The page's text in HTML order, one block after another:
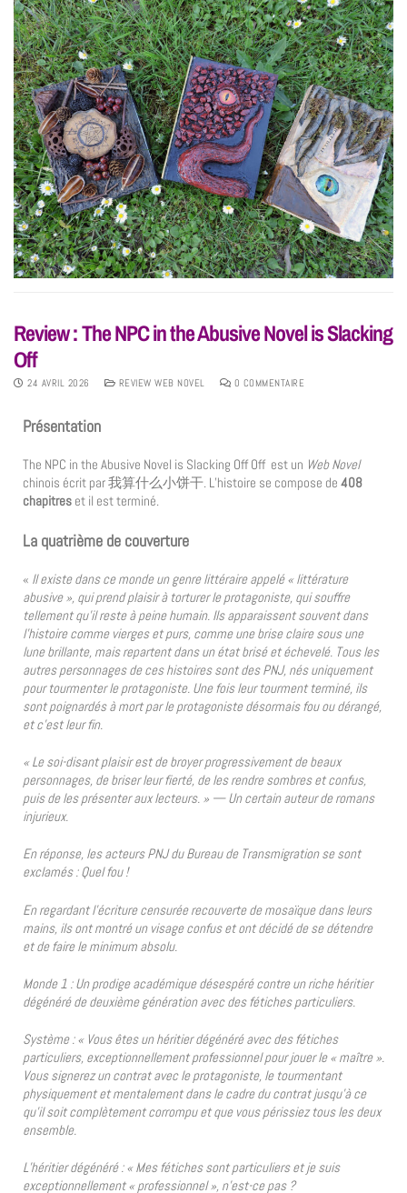
Review : The NPC in the Abusive Novel is Slacking
Off
24 AVRIL 2026 REVIEW WEB NOVEL 0 COMMENTAIRE
Présentation
The NPC in the Abusive Novel is Slacking Off Off est un Web Novel
chinois écrit par 我算什么小饼干. L’histoire se compose de 408
chapitres et il est terminé.
La quatrième de couverture
« Il existe dans ce monde un genre littéraire appelé « littérature
abusive », qui prend plaisir à torturer le protagoniste, qui souffre
tellement qu’il reste à peine humain. Ils apparaissent souvent dans
l’histoire comme vierges et purs, comme une brise claire sous une
lune brillante, mais repartent dans un état brisé et échevelé. Tous les
autres personnages de ces histoires sont des PNJ, nés uniquement
pour tourmenter le protagoniste. Une fois leur tourment terminé, ils
sont poignardés à mort par le protagoniste désormais fou ou dérangé,
et c’est leur fin.
« Le soi-disant plaisir est de broyer progressivement de beaux
personnages, de briser leur fierté, de les rendre sombres et confus,
puis de les présenter aux lecteurs. » — Un certain auteur de romans
injurieux.
En réponse, les acteurs PNJ du Bureau de Transmigration se sont
exclamés : Quel fou !
En regardant l’écriture censurée recouverte de mosaïque dans leurs
mains, ils ont montré un visage confus et ont décidé de se détendre
et de faire le minimum absolu.
Monde 1 : Un prodige académique désespéré contre un riche héritier
dégénéré de deuxième génération avec des fétiches particuliers.
Système : « Vous êtes un héritier dégénéré avec des fétiches
particuliers, exceptionnellement professionnel pour jouer le « maître ».
Vous signerez un contrat avec le protagoniste, le tourmentant
physiquement et mentalement dans le cadre du contrat jusqu’à ce
qu’il soit complètement corrompu et que vous périssiez tous les deux
ensemble.
L’héritier dégénéré : « Mes fétiches sont particuliers et je suis
exceptionnellement « professionnel », n’est-ce pas ?